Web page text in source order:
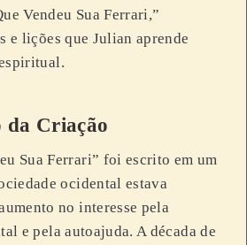
Vendeu Sua Ferrari,”
e lições que Julian aprende
da Criação
Sua Ferrari” foi escrito em um
ocidental estava
no interesse pela
e pela autoajuda. A década de